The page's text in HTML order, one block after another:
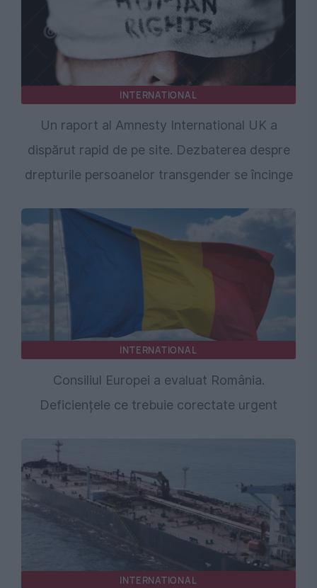
INTERNATIONAL
Un raport al Amnesty International UK a
dispărut rapid de pe site. Dezbaterea despre
drepturile persoanelor transgender se încinge
INTERNATIONAL
Consiliul Europei a evaluat România.
Deficiențele ce trebuie corectate urgent
INTERNATIONAL